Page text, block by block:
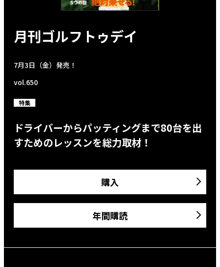
月刊ゴルフトゥデイ
7月3日（金）発売！
vol.650
特集
ドライバーからパッティングまで80台を出
すためのレッスンを総力取材！
購入
年間購読